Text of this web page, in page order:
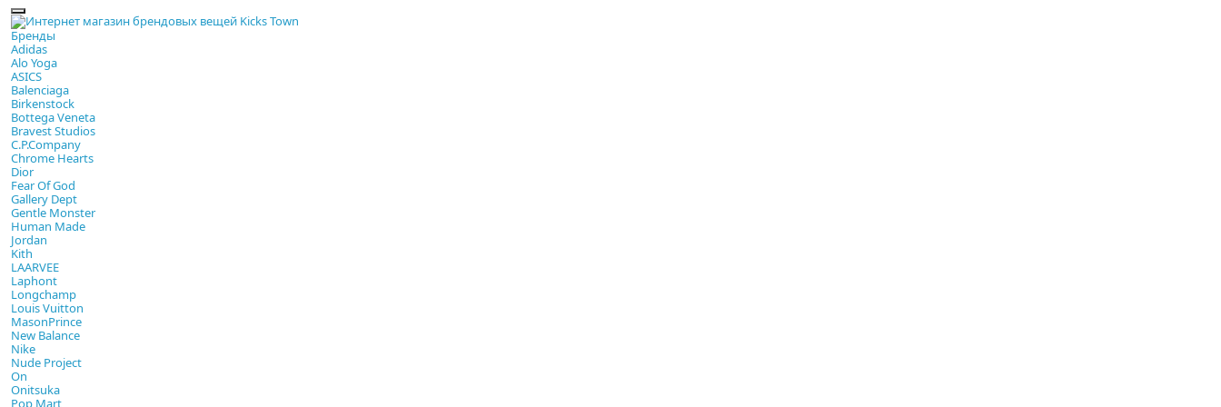
Бренды
Adidas
Alo Yoga
ASICS
Balenciaga
Birkenstock
Bottega Veneta
Bravest Studios
C.P.Company
Chrome Hearts
Dior
Fear Of God
Gallery Dept
Gentle Monster
Human Made
Jordan
Kith
LAARVEE
Laphont
Longchamp
Louis Vuitton
MasonPrince
New Balance
Nike
Nude Project
On
Onitsuka
Pop Mart